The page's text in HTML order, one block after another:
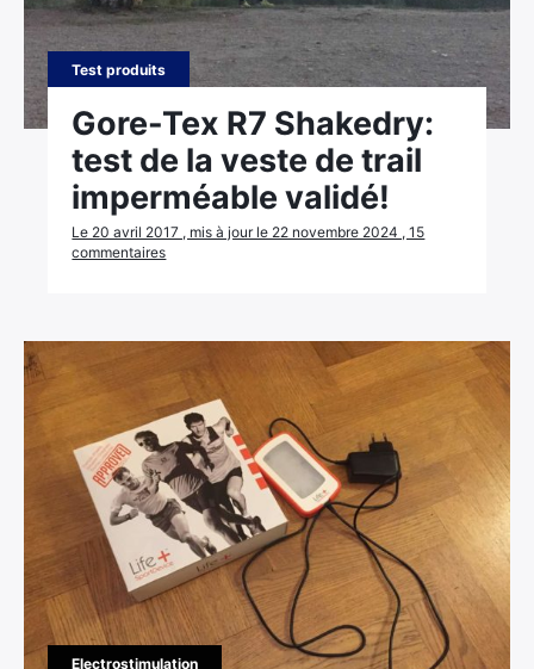
Test produits
Gore-Tex R7 Shakedry:
test de la veste de trail
imperméable validé!
Le 20 avril 2017 , mis à jour le 22 novembre 2024 , 15
commentaires
Electrostimulation